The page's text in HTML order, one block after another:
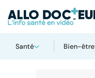
Santé Bien-être